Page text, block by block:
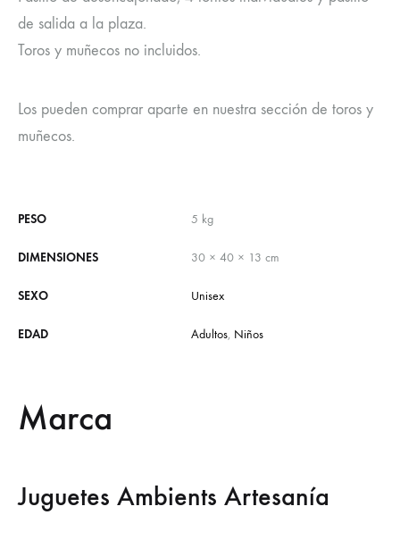
de salida a la plaza.
Toros y muñecos no incluidos.
Los pueden comprar aparte en nuestra sección de toros y
muñecos.
PESO 5 kg
DIMENSIONES 30 × 40 × 13 cm
SEXO Unisex
EDAD Adultos, Niños
Marca
Juguetes Ambients Artesanía